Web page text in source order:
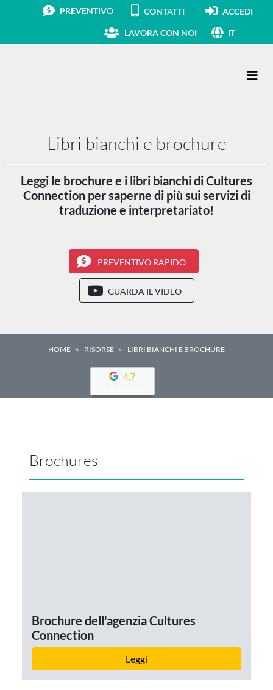
PREVENTIVO CONTATTI ACCEDI
LAVORA CON NOI IT
Libri bianchi e brochure
Leggi le brochure e i libri bianchi di Cultures
Connection per saperne di più sui servizi di
traduzione e interpretariato!
PREVENTIVO RAPIDO
GUARDA IL VIDEO
HOME RISORSE LIBRI BIANCHI E BROCHURE
4,7
Brochures
Brochure dell'agenzia Cultures
Connection
Leggi